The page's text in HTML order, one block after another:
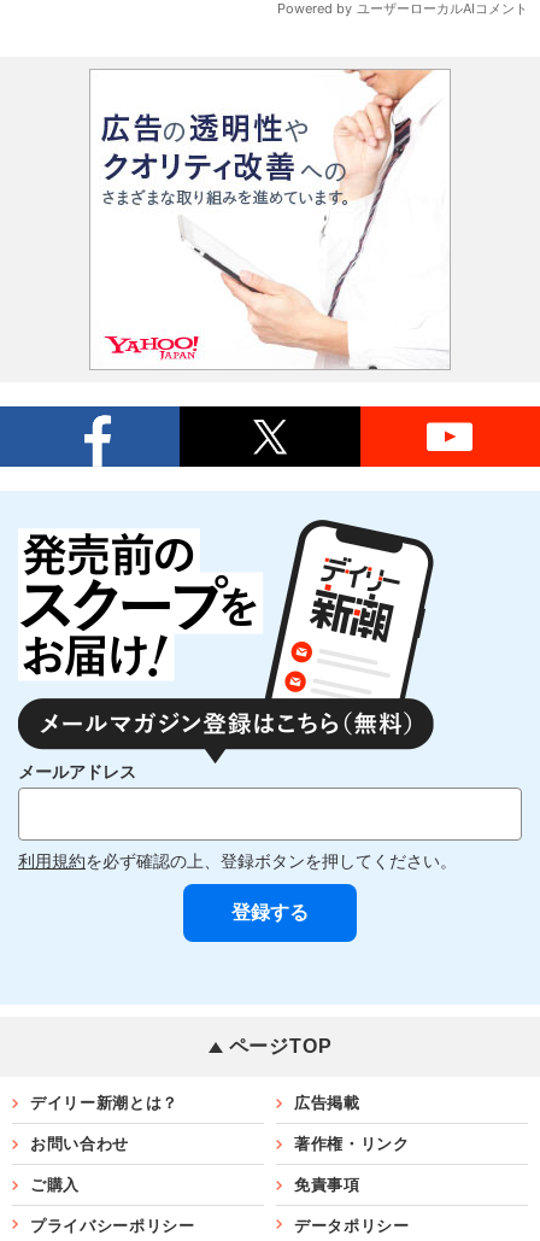
メールアドレス
利用規約を必ず確認の上、登録ボタンを押してください。
ページTOP
デイリー新潮とは？ 広告掲載
お問い合わせ 著作権・リンク
ご購入 免責事項
プライバシーポリシー データポリシー